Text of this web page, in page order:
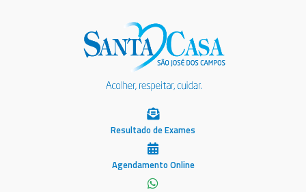
Resultado de Exames
Agendamento Online